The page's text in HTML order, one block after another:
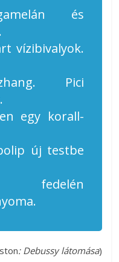
és
vízibivalyok.
Pici
egy korall-
új testbe
fedelén
: Debussy látomása)